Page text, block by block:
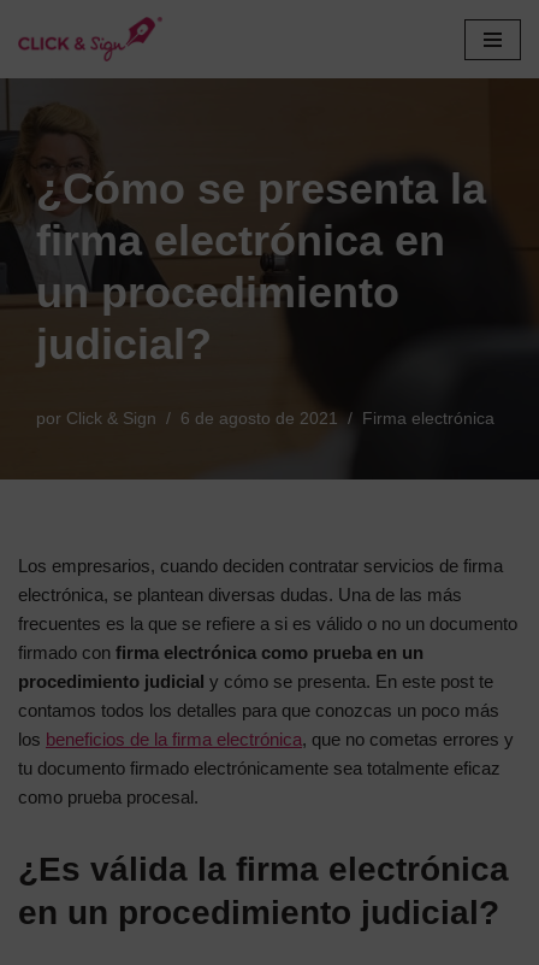
contenido
¿Cómo se presenta la
firma electrónica en
un procedimiento
judicial?
por Click & Sign 6 de agosto de 2021 Firma electrónica
Los empresarios, cuando deciden contratar servicios de firma
electrónica, se plantean diversas dudas. Una de las más
frecuentes es la que se refiere a si es válido o no un documento
firmado con firma electrónica como prueba en un
procedimiento judicial y cómo se presenta. En este post te
contamos todos los detalles para que conozcas un poco más
los beneficios de la firma electrónica, que no cometas errores y
tu documento firmado electrónicamente sea totalmente eficaz
como prueba procesal.
¿Es válida la firma electrónica
en un procedimiento judicial?